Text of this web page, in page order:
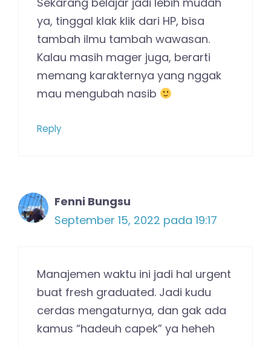
ya, tinggal klak klik dari HP, bisa
tambah ilmu tambah wawasan.
Kalau masih mager juga, berarti
memang karakternya yang nggak
mau mengubah nasib
Reply
Fenni Bungsu
September 15, 2022 pada 19:17
Manajemen waktu ini jadi hal urgent
buat fresh graduated. Jadi kudu
cerdas mengaturnya, dan gak ada
kamus “hadeuh capek” ya heheh